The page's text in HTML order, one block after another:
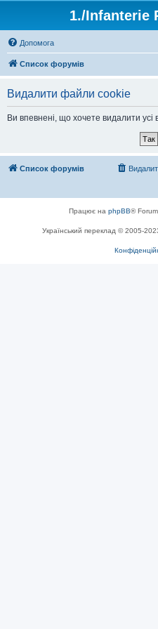
1./Infanterie
Допомога
Список форумів
Видалити файли cookie
Ви впевнені, що хочете видалити
Список форумів
Працює на phpBB®
Український переклад © 2005-